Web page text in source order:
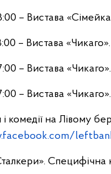
– Вистава
– Вистава «Чикаго».
– Вистава «Чикаго».
– Вистава «Чикаго».
комедії на Лівому
Специфічна